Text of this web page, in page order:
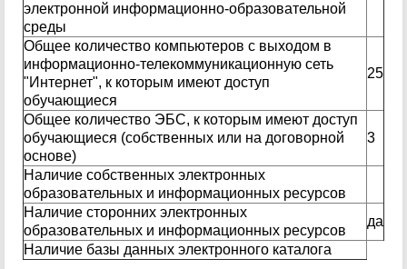
электронной информационно-образовательной
среды
Общее количество компьютеров с выходом в
информационно-телекоммуникационную сеть
"Интернет", к которым имеют доступ
обучающиеся
25
Общее количество ЭБС, к которым имеют доступ
обучающиеся (собственных или на договорной
основе)
3
Наличие собственных электронных
образовательных и информационных ресурсов
Наличие сторонних электронных
образовательных и информационных ресурсов
да
Наличие базы данных электронного каталога